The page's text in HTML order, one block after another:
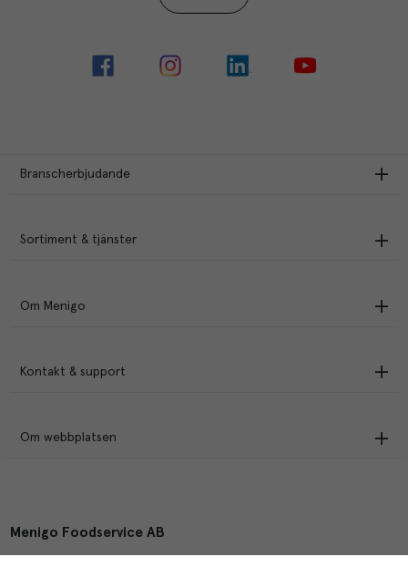
Branscherbjudande
Sortiment & tjänster
Om Menigo
Kontakt & support
Om webbplatsen
Menigo Foodservice AB